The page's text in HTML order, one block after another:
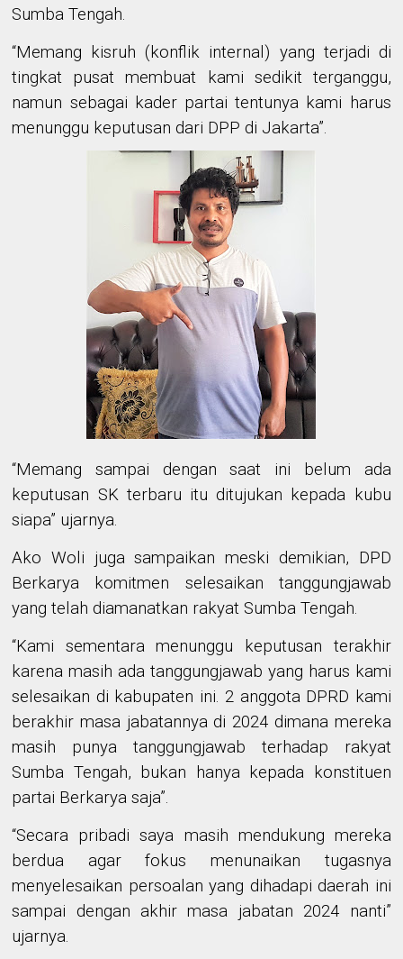
Sumba Tengah.
“Memang kisruh (konflik internal) yang terjadi di
tingkat pusat membuat kami sedikit terganggu,
namun sebagai kader partai tentunya kami harus
menunggu keputusan dari DPP di Jakarta”.
“Memang sampai dengan saat ini belum ada
keputusan SK terbaru itu ditujukan kepada kubu
siapa” ujarnya.
Ako Woli juga sampaikan meski demikian, DPD
Berkarya komitmen selesaikan tanggungjawab
yang telah diamanatkan rakyat Sumba Tengah.
“Kami sementara menunggu keputusan terakhir
karena masih ada tanggungjawab yang harus kami
selesaikan di kabupaten ini. 2 anggota DPRD kami
berakhir masa jabatannya di 2024 dimana mereka
masih punya tanggungjawab terhadap rakyat
Sumba Tengah, bukan hanya kepada konstituen
partai Berkarya saja”.
“Secara pribadi saya masih mendukung mereka
berdua agar fokus menunaikan tugasnya
menyelesaikan persoalan yang dihadapi daerah ini
sampai dengan akhir masa jabatan 2024 nanti”
ujarnya.